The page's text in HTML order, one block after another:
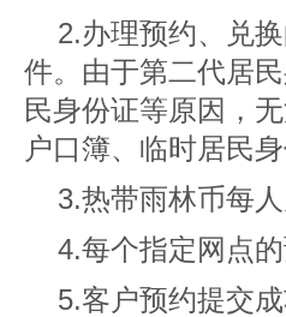
2.办理预约、兑
件。由于第二代居
民身份证等原因，
户口簿、临时居民身
3.热带雨林币每
4.每个指定网点
5.客户预约提交